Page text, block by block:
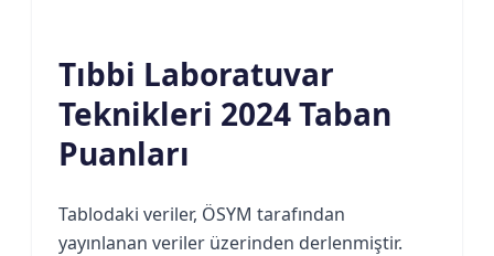
Tıbbi Laboratuvar
Teknikleri 2024 Taban
Puanları
Tablodaki veriler, ÖSYM tarafından
yayınlanan veriler üzerinden derlenmiştir.